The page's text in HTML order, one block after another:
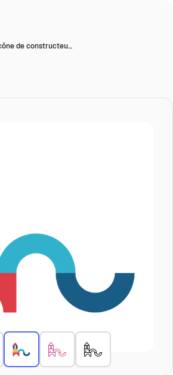
de constructeu…